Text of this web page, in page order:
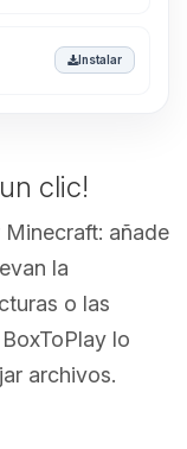
Instalar
clic!
añade
la
o las
lo
archivos.